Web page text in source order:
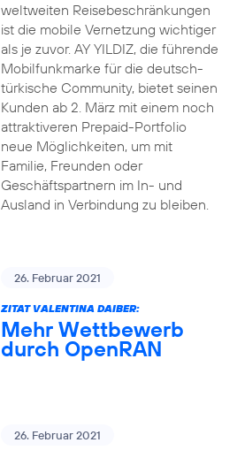
weltweiten Reisebeschränkungen
ist die mobile Vernetzung wichtiger
als je zuvor. AY YILDIZ, die führende
Mobilfunkmarke für die deutsch-
türkische Community, bietet seinen
Kunden ab 2. März mit einem noch
attraktiveren Prepaid-Portfolio
neue Möglichkeiten, um mit
Familie, Freunden oder
Geschäftspartnern im In- und
Ausland in Verbindung zu bleiben.
26. Februar 2021
ZITAT VALENTINA DAIBER:
Mehr Wettbewerb
durch OpenRAN
26. Februar 2021